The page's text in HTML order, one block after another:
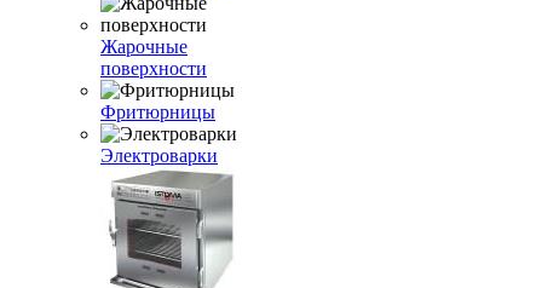
Жарочные
поверхности
Фритюрницы
Электроварки